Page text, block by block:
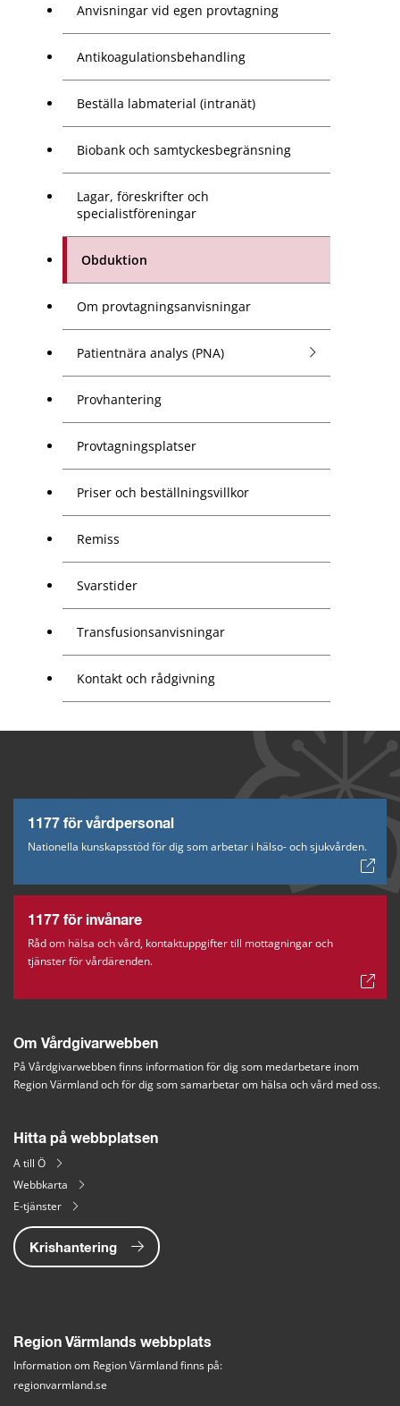
Anvisningar vid egen provtagning
Antikoagulationsbehandling
Beställa labmaterial (intranät)
Biobank och samtyckesbegränsning
Lagar, föreskrifter och
specialistföreningar
Obduktion
Om provtagningsanvisningar
Patientnära analys (PNA)
Provhantering
Provtagningsplatser
Priser och beställningsvillkor
Remiss
Svarstider
Transfusions­anvisningar
Kontakt och rådgivning
1177 för vårdpersonal
Nationella kunskapsstöd för dig som arbetar i hälso- och sjukvården.
1177 för invånare
Råd om hälsa och vård, kontaktuppgifter till mottagningar och
tjänster för vårdärenden.
Om Vårdgivarwebben
På Vårdgivarwebben finns information för dig som medarbetare inom
Region Värmland och för dig som samarbetar om hälsa och vård med oss.
Hitta på webbplatsen
A till Ö
Webbkarta
E-tjänster
Krishantering
Region Värmlands webbplats
Information om Region Värmland finns på:
regionvarmland.se